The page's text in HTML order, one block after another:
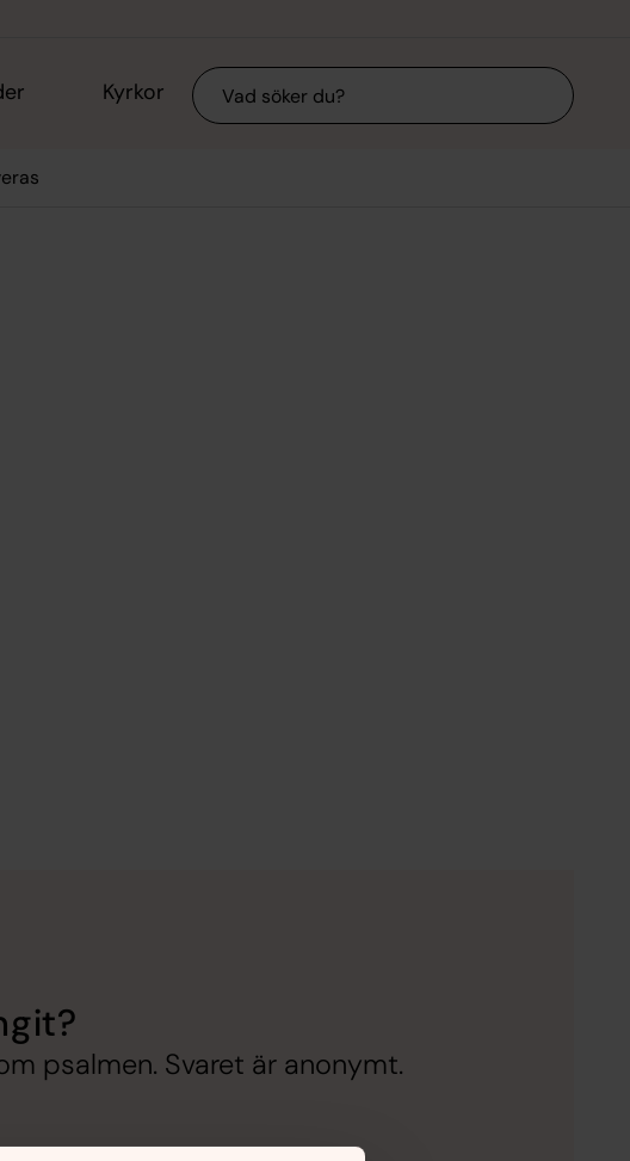
Kyrkor Sök
psalmen. Svaret är anonymt.